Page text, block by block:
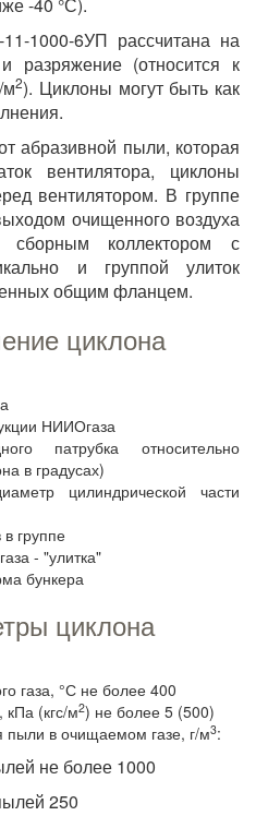
1000-6УП рассчитана на
разряжение (относится к
м2). Циклоны могут быть как
абразивной пыли, которая
вентилятора, циклоны
вентилятором. В группе
очищенного воздуха
сборным коллектором с
и группой улиток
общим фланцем.
циклона
НИИОгаза
патрубка относительно
в градусах)
цилиндрической части
группе
- "улитка"
бункера
циклона
газа, °С не более 400
(кгс/м2) не более 5 (500)
пыли в очищаемом газе, г/м3:
не более 1000
250